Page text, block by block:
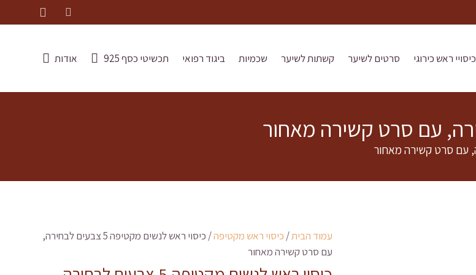
כיסויי ראש כירוגי סרטים לשיער קשתות לשיער שכמיות ביגוד רפואי תכשיטי כסף 925 אודות
עמוד הבית/ כיסוי ראש מקטיפה
/ כיסוי ראש לנשים מקטיפה 5 צבעים לבחירה,
עם סרט קשירה מאחור